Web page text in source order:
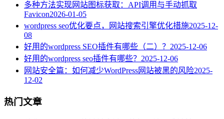
多种方法实现网站图标获取：API调用与手动抓取
Favicon2026-01-05
wordpress seo优化要点，网站搜索引擎优化措施2025-12-
08
好用的wordpress SEO插件有哪些（二）？ 2025-12-06
好用的wordpress seo插件有哪些？ 2025-12-06
网站安全篇：如何减少WordPress网站被黑的风险2025-
12-02
热门文章